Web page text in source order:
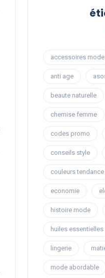
accessoires mode
anti age
beaute naturelle
chemise femme
codes promo
conseils style
couleurs tendance
economie
histoire mode
huiles essentielles
lingerie
mode abordable